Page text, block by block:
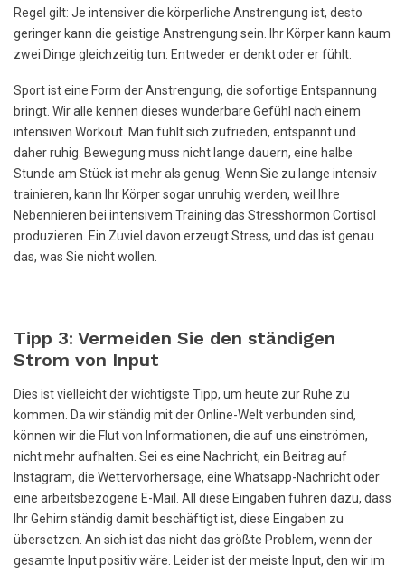
Regel gilt: Je intensiver die körperliche Anstrengung ist, desto
geringer kann die geistige Anstrengung sein. Ihr Körper kann kaum
zwei Dinge gleichzeitig tun: Entweder er denkt oder er fühlt.
Sport ist eine Form der Anstrengung, die sofortige Entspannung
bringt. Wir alle kennen dieses wunderbare Gefühl nach einem
intensiven Workout. Man fühlt sich zufrieden, entspannt und
daher ruhig. Bewegung muss nicht lange dauern, eine halbe
Stunde am Stück ist mehr als genug. Wenn Sie zu lange intensiv
trainieren, kann Ihr Körper sogar unruhig werden, weil Ihre
Nebennieren bei intensivem Training das Stresshormon Cortisol
produzieren. Ein Zuviel davon erzeugt Stress, und das ist genau
das, was Sie nicht wollen.
Tipp 3: Vermeiden Sie den ständigen
Strom von Input
Dies ist vielleicht der wichtigste Tipp, um heute zur Ruhe zu
kommen. Da wir ständig mit der Online-Welt verbunden sind,
können wir die Flut von Informationen, die auf uns einströmen,
nicht mehr aufhalten. Sei es eine Nachricht, ein Beitrag auf
Instagram, die Wettervorhersage, eine Whatsapp-Nachricht oder
eine arbeitsbezogene E-Mail. All diese Eingaben führen dazu, dass
Ihr Gehirn ständig damit beschäftigt ist, diese Eingaben zu
übersetzen. An sich ist das nicht das größte Problem, wenn der
gesamte Input positiv wäre. Leider ist der meiste Input, den wir im